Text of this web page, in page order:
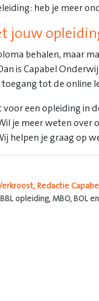
heb je meer
jouw
behalen, maar
is Capabel
tot de online
voor een opleiding in
je meer weten over
helpen je graag op
Redactie
opleiding, MBO, BOL